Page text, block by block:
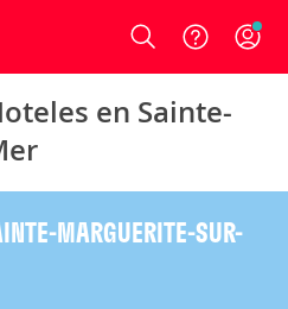
Login
en Sainte-
MARGUERITE-SUR-